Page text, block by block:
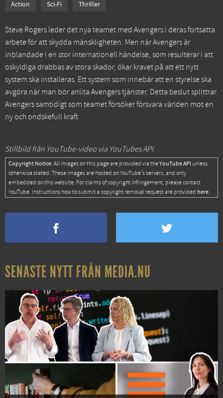
Action Sci-Fi Thriller
Steve Rogers leder det nya teamet med Avengers i deras fortsatta
arbete för att skydda mänskligheten. Men när Avengers är
inblandade i en stor internationell händelse, som resulterar i att
oskyldiga drabbas av stora skador, ökar kravet på att ett nytt
system ska installeras. Ett system som innebär att en styrelse ska
avgöra när man bör anlita Avengers tjänster. Detta beslut splittrar
Avengers samtidigt som teamet försöker försvara världen mot en
ny och ondskefull kraft
Stillbild från YouTube-video via YouTubes API.
Copyright Notice: All images on this page are provided via theYouTube API unless
otherwise stated. These images are hosted on YouTube's servers, and only
embedded on this website. For claims of copyright infringement, please contact
YouTube. Instructions how to submit a copyright removal request are provided here.
SENASTE NYTT FRÅN MEDIA.NU